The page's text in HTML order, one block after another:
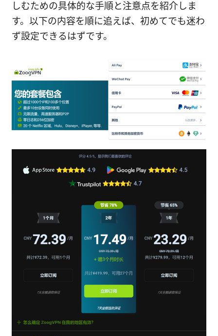
しむための具体的な手順と注意点を紹介しま
す。以下の内容を順に追えば、初めてでも迷わ
ず設定できるはずです。